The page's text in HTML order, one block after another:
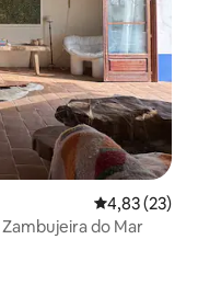
4,83 de uma
4,83 (23)
do Mar